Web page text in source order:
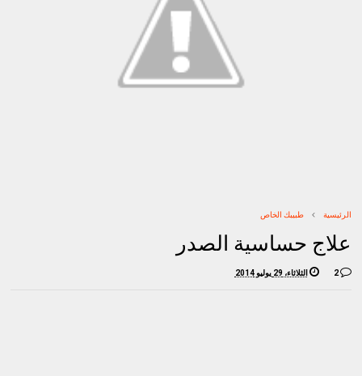
الرئيسية طبيبك الخاص
علاج حساسية الصدر
2 الثلاثاء، 29 يوليو 2014